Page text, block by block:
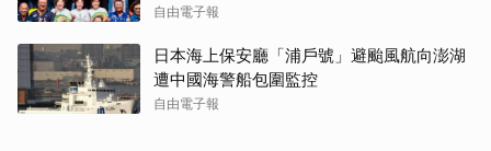
自由電子報
日本海上保安廳「浦戶號」避颱風航向澎湖
遭中國海警船包圍監控
自由電子報